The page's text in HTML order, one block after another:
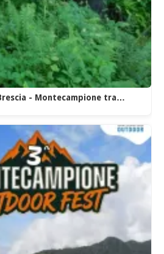
- Montecampione tra…